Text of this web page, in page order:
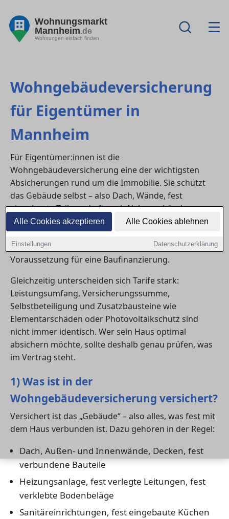
Alle Cookies akzeptieren Alle Cookies ablehnen
Einstellungen Datenschutzerklärung
Wohnungsmarkt
Mannheim.de
Wohnungen einfach finden
Wohngebäudeversicherung
für Eigentümer in
Mannheim
Für Eigentümer:innen ist die
Wohngebäudeversicherung eine der wichtigsten
Absicherungen rund um die Immobilie. Sie schützt
das Gebäude selbst – also Dach, Wände, fest
eingebaute Teile und oft auch Nebengebäude – vor
typischen Risiken wie Feuer, Leitungswasser, Sturm
oder Hagel. In in Mannheim verlangen viele Banken
eine Wohngebäudeversicherung sogar als
Voraussetzung für eine Baufinanzierung.
Gleichzeitig unterscheiden sich Tarife stark:
Leistungsumfang, Versicherungssumme,
Selbstbeteiligung und Zusatzbausteine wie
Elementarschäden oder Photovoltaikschutz sind
nicht immer identisch. Wer sein Haus optimal
absichern möchte, sollte deshalb genau prüfen, was
im Vertrag steht.
1) Was ist in der
Wohngebäudeversicherung versichert?
Versichert ist das „Gebäude“ – also alles, was fest mit
dem Haus verbunden ist. Dazu gehören in der Regel:
Dach, Außen- und Innenwände, Decken, fest
verbundene Bauteile
Heizungsanlage, fest verlegte Leitungen, fest
verklebte Bodenbeläge
Sanitäreinrichtungen, fest eingebaute Küchen